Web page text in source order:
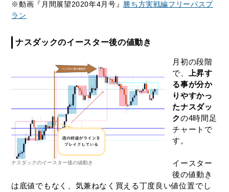
※動画『月間展望2020年4月号』
勝ち方実戦編フリーパスプ
ラン
ナスダックのイースター後の値動き
ナスダックのイースター後の値動き
月初の段階
で、
上昇す
る事が分か
りやすかっ
たナスダッ
クの4時間足
チャートで
す。
イースター
後の値動き
は底値でもなく、気兼ねなく買える丁度良い値位置でし